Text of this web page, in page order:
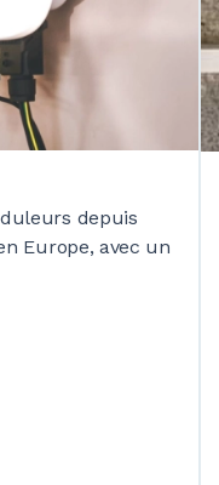
depuis
Europe, avec un